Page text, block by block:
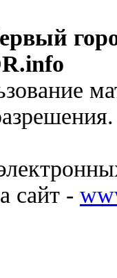
сайт -